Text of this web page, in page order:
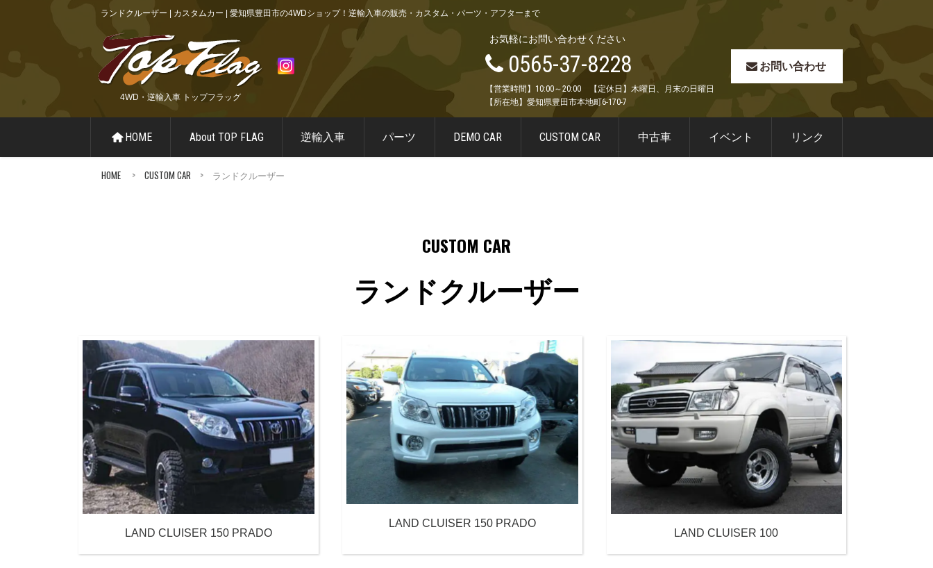
ランドクルーザー | カスタムカー | 愛知県豊田市の4WDショップ！逆輸入車の販売・カスタム・パーツ・アフターまで
4WD・逆輸入車 トップフラッグ
お気軽にお問い合わせください
0565-37-8228
【営業時間】10:00～20:00 【定休日】木曜日、月末の日曜日
【所在地】愛知県豊田市本地町6-170-7
お問い合わせ
HOME About TOP FLAG 逆輸入車 パーツ DEMO CAR CUSTOM CAR 中古車 イベント リンク
HOME > CUSTOM CAR > ランドクルーザー
CUSTOM CAR
ランドクルーザー
LAND CLUISER 150 PRADO
LAND CLUISER 150 PRADO
LAND CLUISER 100